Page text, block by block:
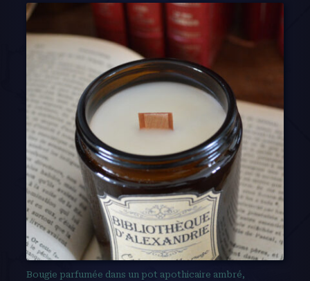
Bougie parfumée dans un pot apothicaire ambré,